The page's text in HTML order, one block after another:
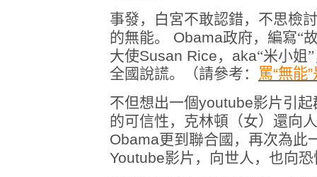
事發，白宮不敢認錯，不思檢
的無能。
Obama政府，編寫“
大使Susan Rice， aka“米小姐
全國說謊。（請參考： 罵“無能”
不但想出一個youtube影片引起
的可信性，克林頓（女）還向
Obama更到聯合國，再次為此
Youtube影片，向世人，也向